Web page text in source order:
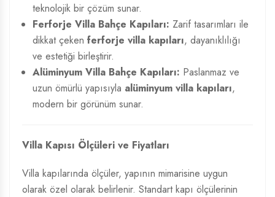
teknolojik bir çözüm sunar.
Ferforje Villa Bahçe Kapıları: Zarif tasarımları ile
dikkat çeken ferforje villa kapıları, dayanıklılığı
ve estetiği birleştirir.
Alüminyum Villa Bahçe Kapıları: Paslanmaz ve
uzun ömürlü yapısıyla alüminyum villa kapıları,
modern bir görünüm sunar.
Villa Kapısı Ölçüleri ve Fiyatları
Villa kapılarında ölçüler, yapının mimarisine uygun
olarak özel olarak belirlenir. Standart kapı ölçülerinin